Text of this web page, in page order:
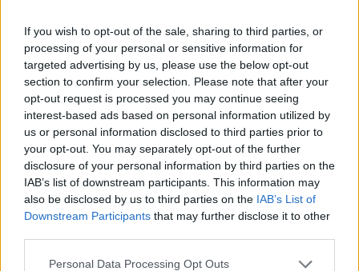
If you wish to opt-out of the sale, sharing to third parties, or
processing of your personal or sensitive information for
targeted advertising by us, please use the below opt-out
section to confirm your selection. Please note that after your
opt-out request is processed you may continue seeing
interest-based ads based on personal information utilized by
us or personal information disclosed to third parties prior to
your opt-out. You may separately opt-out of the further
disclosure of your personal information by third parties on the
IAB’s list of downstream participants. This information may
also be disclosed by us to third parties on the IAB’s List of
Downstream Participants that may further disclose it to other
Personal Data Processing Opt Outs
Classic Mantra
Riepilogo stagione
Titolare 29 - 76%
Entrato 8 - 21%
Squalificato 0 - 0%
Infortunato 0 - 0%
Inutilizzato 1 - 2%